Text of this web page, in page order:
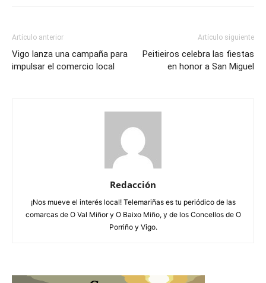
Artículo anterior
Vigo lanza una campaña para
impulsar el comercio local
Artículo siguiente
Peitieiros celebra las fiestas
en honor a San Miguel
Redacción
¡Nos mueve el interés local! Telemariñas es tu periódico de las
comarcas de O Val Miñor y O Baixo Miño, y de los Concellos de O
Porriño y Vigo.